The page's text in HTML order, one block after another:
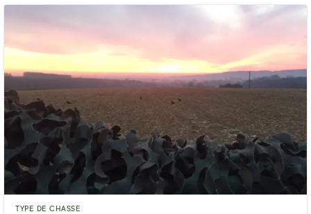
TYPE DE CHASSE